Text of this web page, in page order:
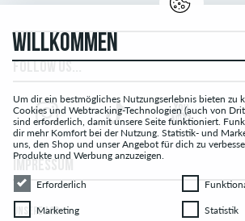
UNSERE AGB
WILLKOMMEN
Um dir ein bestmögliches Nutzungserlebnis bieten zu
Cookies und Webtracking-Technologien (auch von
sind erforderlich, damit unsere Seite funktioniert.
dir mehr Komfort bei der Nutzung. Statistik- und
uns, den Shop und unser Angebot für dich zu
Produkte und Werbung anzuzeigen.
Erforderlich
Erforderlich Funktional
MarketingMarketing StatistikStatistik